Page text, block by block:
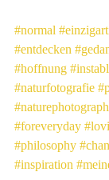
#normal
#entdecken
#hoffnung
#naturfotografie
#foreveryday
#philosophy
#inspiration